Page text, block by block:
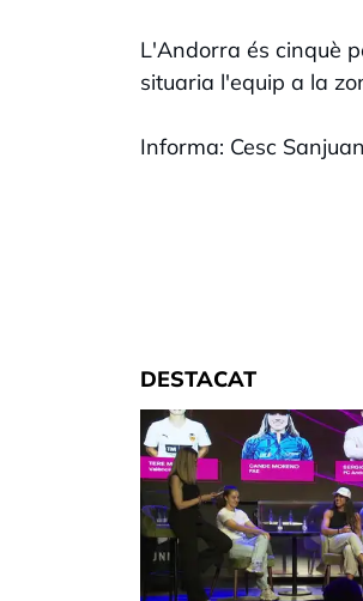
L'Andorra és cinquè
situaria l'equip a la
Informa: Cesc Sanjuan
DESTACAT